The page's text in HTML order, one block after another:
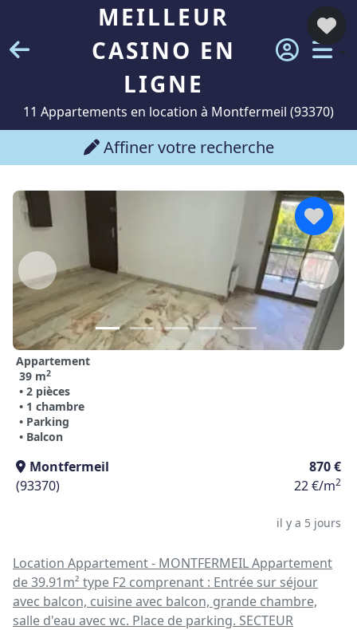
MEILLEUR
CASINO EN
LIGNE
11 Appartements en location à Montfermeil (93370)
Affiner votre recherche
Appartement
39 m2
• 2 pièces
• 1 chambre
• Parking
• Balcon
Montfermeil
870 €
(93370)
22 €/m2
il y a 5 jours
Location Appartement - MONTFERMEIL Appartement
de 39.91m² type F2 comprenant : Entrée sur séjour
avec balcon, cuisine avec balcon, grande chambre,
salle d'eau avec wc. Place de parking. SECTEUR